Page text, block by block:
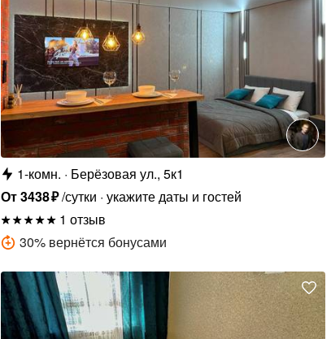
1-комн.
Берёзовая ул., 5к1
От3438₽/сутки укажите даты и гостей
1 отзыв
30% вернётся бонусами